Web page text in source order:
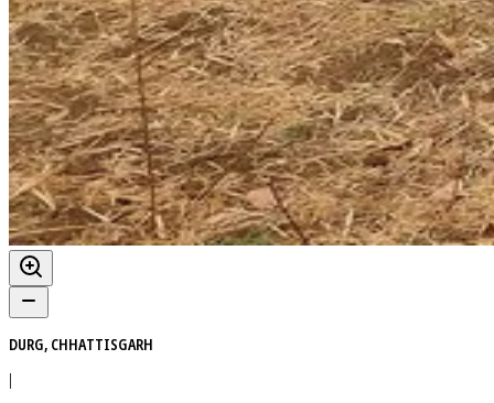
DURG, CHHATTISGARH
|